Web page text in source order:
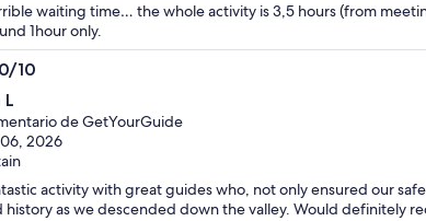
waiting time… the whole activity is 3,5 hours (from
1hour only.
10
L
de GetYourGuide
2026
activity with great guides who, not only ensured our
history as we descended down the valley. Would definitely